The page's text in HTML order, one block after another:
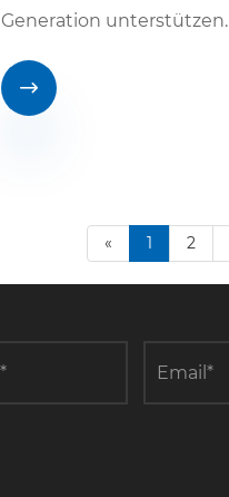
Generation unterstützen.

« 1 2